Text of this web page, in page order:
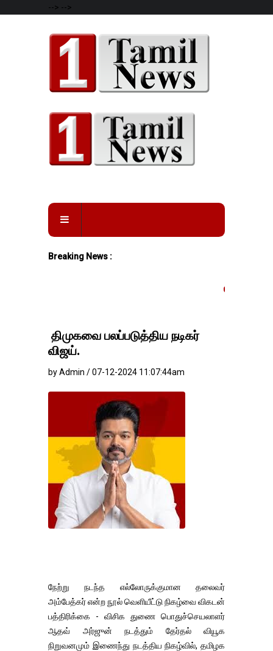
--> -->
Breaking News :
தங்கம்-வெள்ளி விலை
திமுகவை பலப்படுத்திய நடிகர்
விஜய்.
by Admin / 07-12-2024 11:07:44am
நேற்று நடந்த எல்லோருக்குமான தலைவர்
அம்பேத்கர் என்ற நூல் வெளியீட்டு நிகழ்வை விகடன்
பத்திரிக்கை - விசிக துணை பொதுச்செயலாளர்
ஆதவ் அர்ஜுன் நடத்தும் தேர்தல் வியூக
நிறுவனமும் இணைந்து நடத்திய நிகழ்வில், தமிழக